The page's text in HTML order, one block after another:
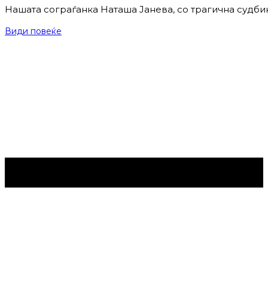
Нашата сограѓанка Наташа Јанева, со трагична
Види повеќе